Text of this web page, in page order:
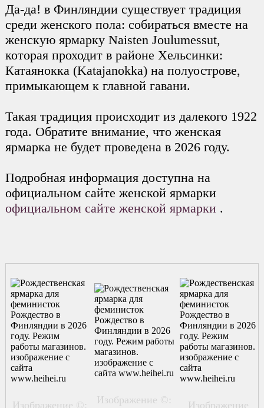
Да-да! в Финляндии существует традиция
среди женского пола: собираться вместе на
женскую ярмарку Naisten Joulumessut,
которая проходит в районе Хельсинки:
Катаянокка (Katajanokka) на полуострове,
примыкающем к главной гавани.
Такая традиция происходит из далекого 1922
года. Обратите внимание, что женская
ярмарка не будет проведена в 2026 году.
Подробная информация доступна на
официальном сайте женской ярмарки
официальном сайте женской ярмарки .
Изображение ©:
Изображение ©:
Изображение